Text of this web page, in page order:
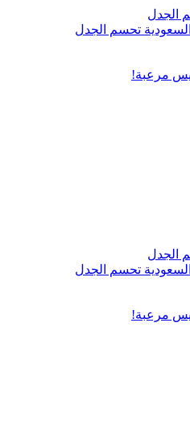
السعودية تحسم الجدل
مرعبة!
السعودية تحسم الجدل
مرعبة!